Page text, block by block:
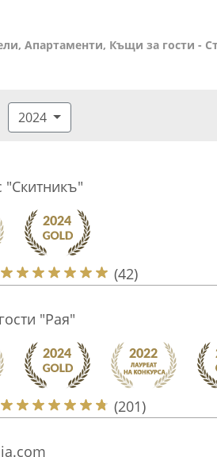
Апартаменти, Къщи за гости -
2024
"Скитникъ"
(42)
"Рая"
(201)